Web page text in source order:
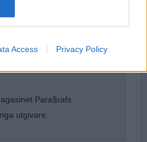
Access Privacy Policy
X
som hatas av högertrollen
Para§rafs
utgivare.